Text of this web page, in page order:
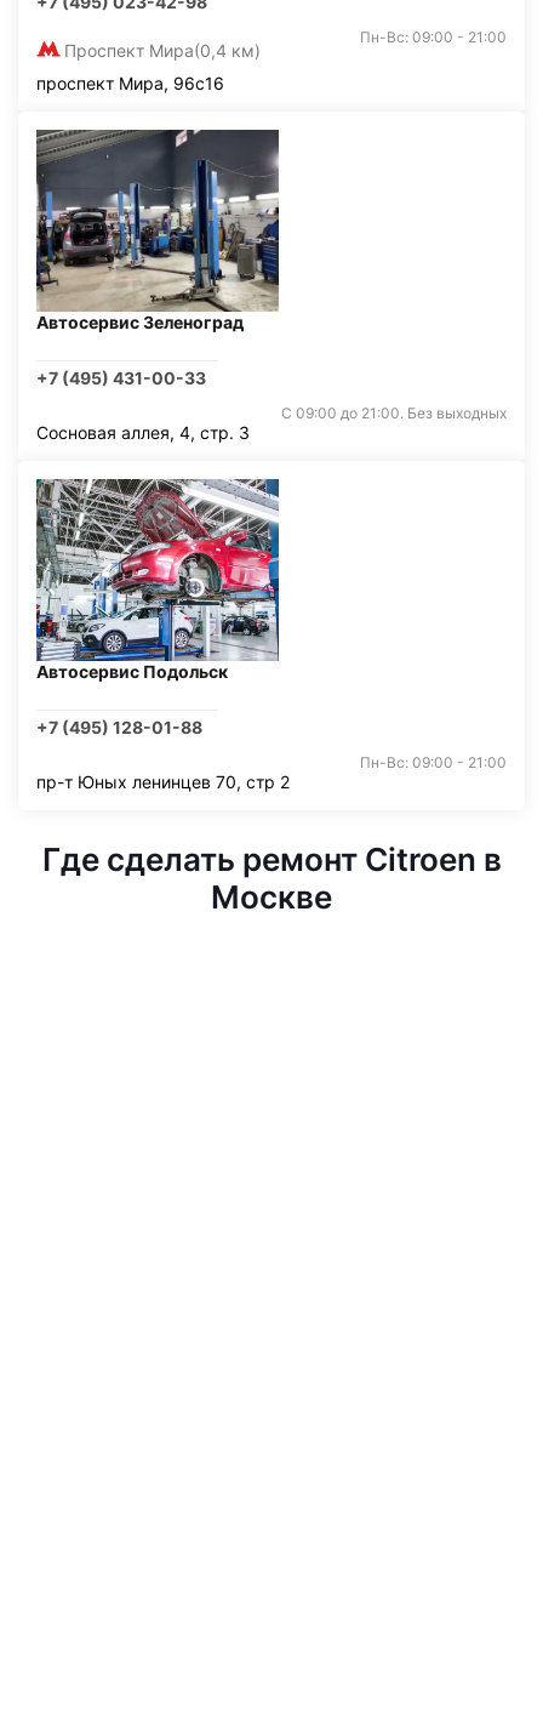
Проспект Мира(0,4 км)
Пн-Вс: 09:00 - 21:00
проспект Мира, 96с16
Автосервис Зеленоград
+7 (495) 431-00-33
С 09:00 до 21:00. Без выходных
Сосновая аллея, 4, стр. 3
Автосервис Подольск
+7 (495) 128-01-88
Пн-Вс: 09:00 - 21:00
пр-т Юных ленинцев 70, стр 2
Где сделать ремонт Citroen в
Москве